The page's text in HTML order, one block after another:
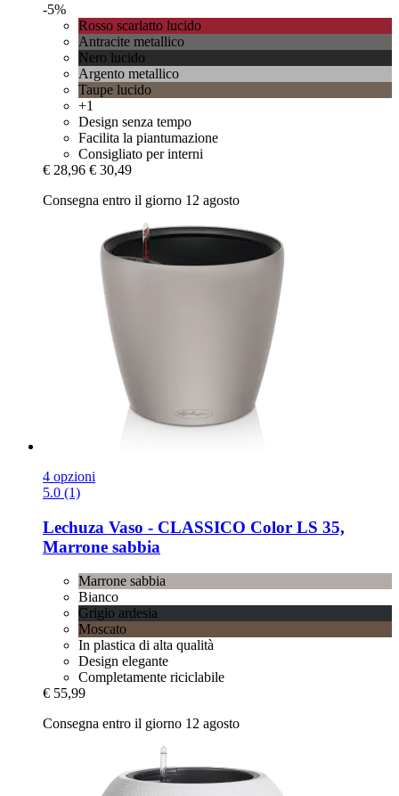
-5%
Rosso scarlatto lucido
Antracite metallico
Nero lucido
Argento metallico
Taupe lucido
+1
Design senza tempo
Facilita la piantumazione
Consigliato per interni
€ 28,96 € 30,49
Consegna entro il giorno 12 agosto
4 opzioni
5.0 (1)
Lechuza Vaso -​ CLASSICO Color LS 35,
Marrone sabbia
Marrone sabbia
Bianco
Grigio ardesia
Moscato
In plastica di alta qualità
Design elegante
Completamente riciclabile
€ 55,99
Consegna entro il giorno 12 agosto